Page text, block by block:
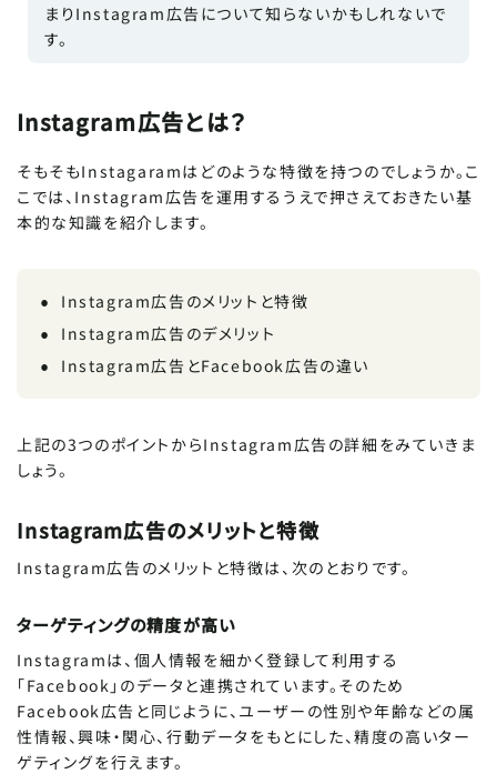
まりInstagram広告について知らないかもしれないで
す。
Instagram広告とは？
そもそもInstagaramはどのような特徴を持つのでしょうか。こ
こでは、Instagram広告を運用するうえで押さえておきたい基
本的な知識を紹介します。
Instagram広告のメリットと特徴
Instagram広告のデメリット
Instagram広告とFacebook広告の違い
上記の3つのポイントからInstagram広告の詳細をみていきま
しょう。
Instagram広告のメリットと特徴
Instagram広告のメリットと特徴は、次のとおりです。
ターゲティングの精度が高い
Instagramは、個人情報を細かく登録して利用する
「Facebook」のデータと連携されています。そのため
Facebook広告と同じように、ユーザーの性別や年齢などの属
性情報、興味・関心、行動データをもとにした、精度の高いター
ゲティングを行えます。
FIND ARTICLE 記事を探す
SHARE ARTICLE
この記事をシェアする